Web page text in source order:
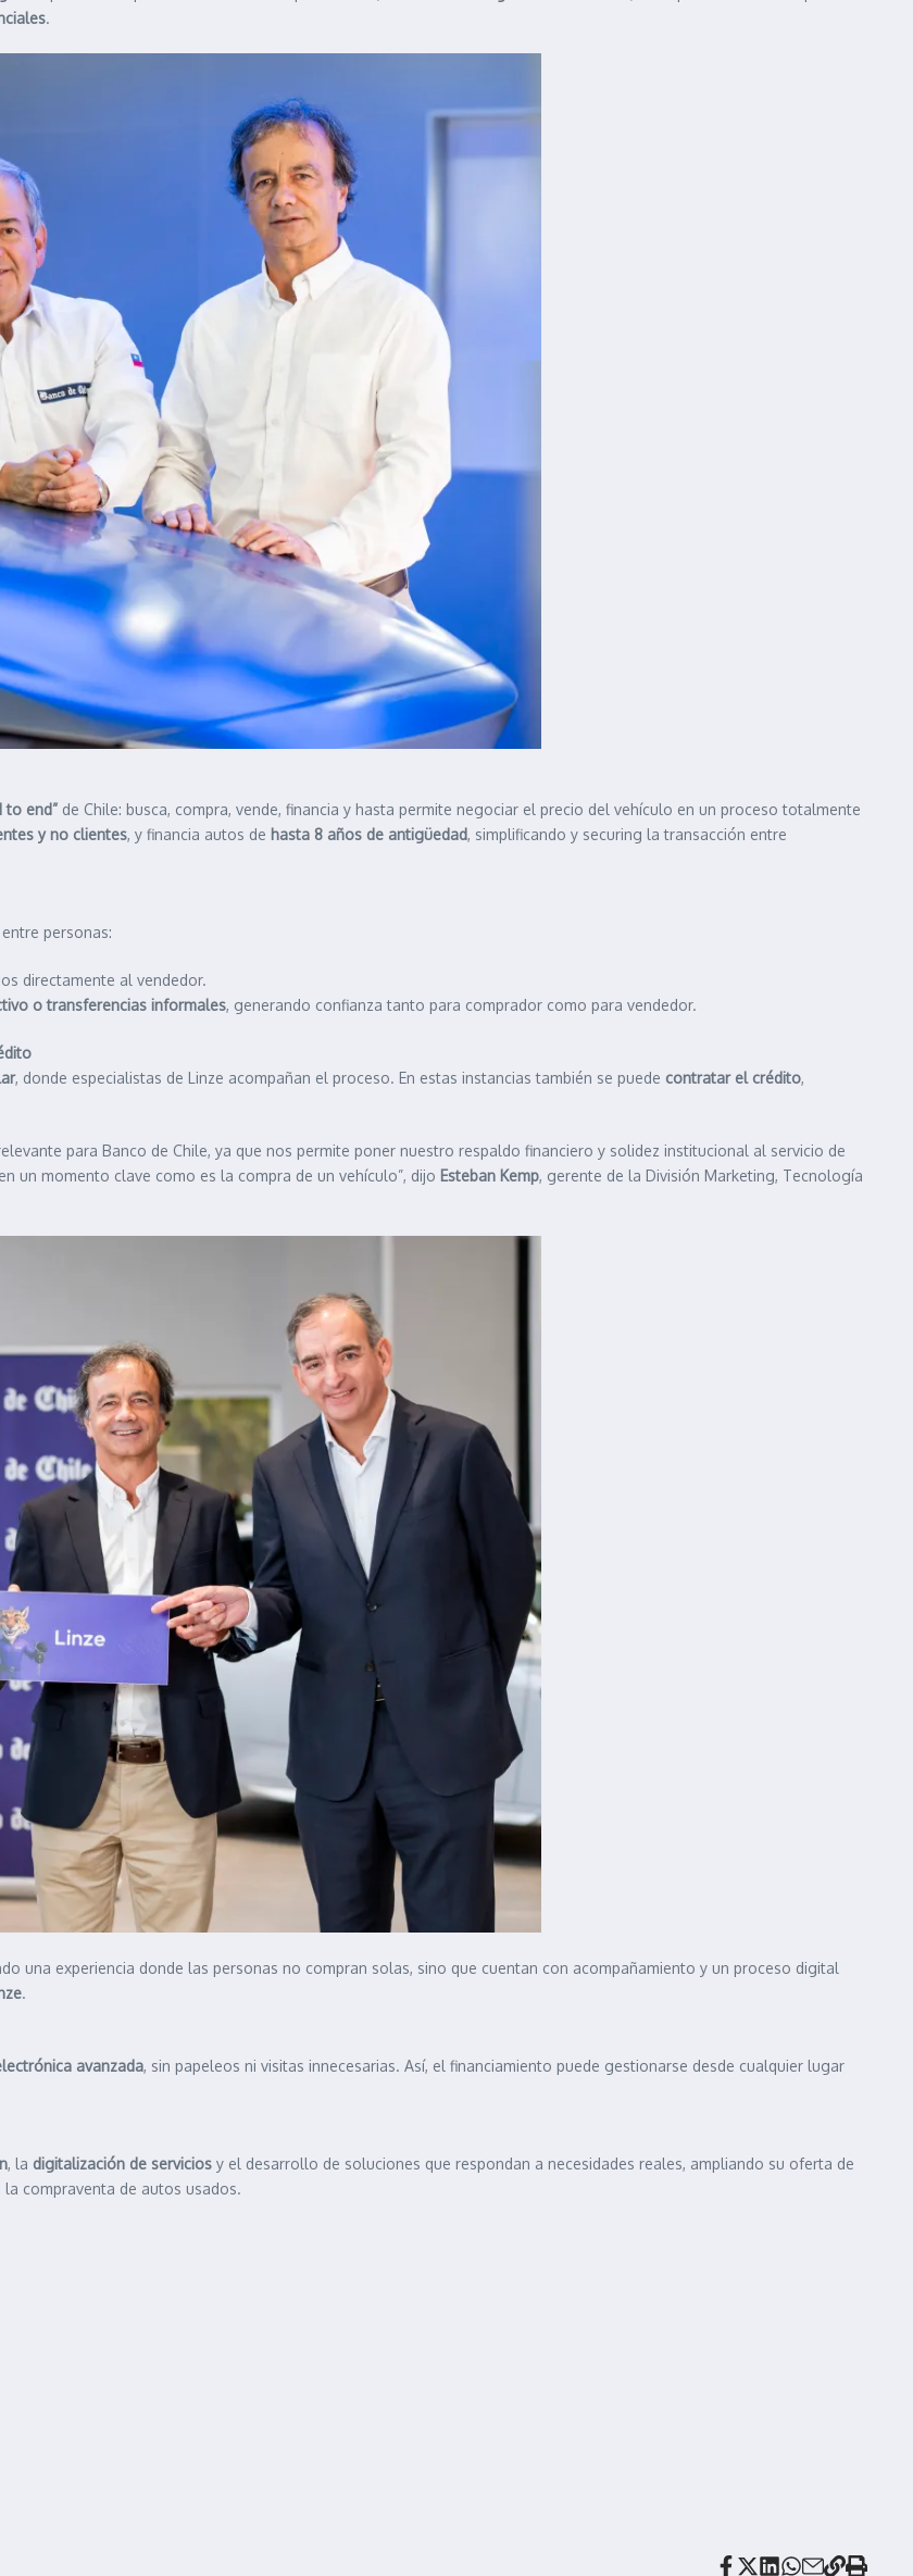
.
to end” de Chile: busca, compra, vende, financia y hasta permite negociar el precio del vehículo en un proceso totalmente
y no clientes, y financia autos de hasta 8 años de antigüedad, simplificando y securing la transacción entre
personas:
directamente al vendedor.
o transferencias informales, generando confianza tanto para comprador como para vendedor.
, donde especialistas de Linze acompañan el proceso. En estas instancias también se puede contratar el crédito,
para Banco de Chile, ya que nos permite poner nuestro respaldo financiero y solidez institucional al servicio de
un momento clave como es la compra de un vehículo”, dijo Esteban Kemp, gerente de la División Marketing, Tecnología
una experiencia donde las personas no compran solas, sino que cuentan con acompañamiento y un proceso digital
.
avanzada, sin papeleos ni visitas innecesarias. Así, el financiamiento puede gestionarse desde cualquier lugar
, la digitalización de servicios y el desarrollo de soluciones que respondan a necesidades reales, ampliando su oferta de
la compraventa de autos usados.